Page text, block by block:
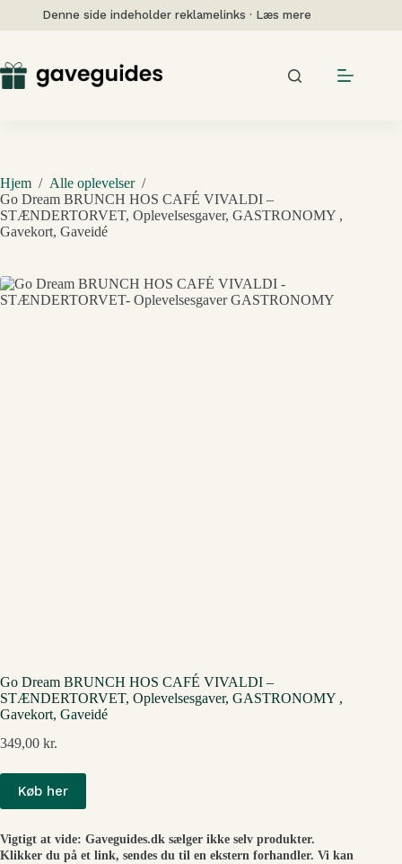
Denne side indeholder reklamelinks · Læs mere
Hjem / Alle oplevelser /
Go Dream BRUNCH HOS CAFÉ VIVALDI –
STÆNDERTORVET, Oplevelsesgaver, GASTRONOMY ,
Gavekort, Gaveidé
Go Dream BRUNCH HOS CAFÉ VIVALDI –
STÆNDERTORVET, Oplevelsesgaver, GASTRONOMY ,
Gavekort, Gaveidé
349,00 kr.
Køb her
Vigtigt at vide: Gaveguides.dk sælger ikke selv produkter.
Klikker du på et link, sendes du til en ekstern forhandler. Vi kan